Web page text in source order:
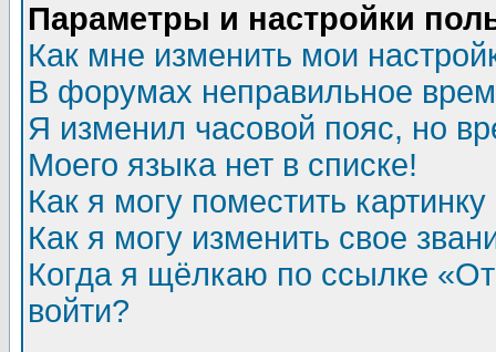
Параметры и настройки
Как мне изменить мои
В форумах неправильное
Я изменил часовой пояс, но
Моего языка нет в списке!
Как я могу поместить
Как я могу изменить свое
Когда я щёлкаю по ссылке
войти?